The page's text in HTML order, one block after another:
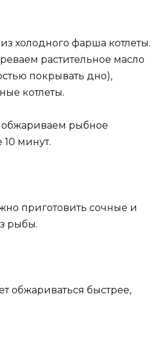
холодного фарша котлеты.
растительное масло
покрывать дно),
котлеты.
рыбное
минут.
приготовить сочные и
рыбы.
обжариваться быстрее,